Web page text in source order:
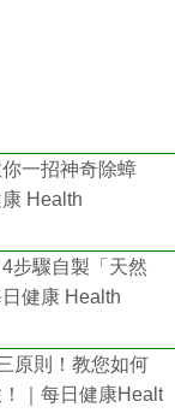
一招神奇除蟑
Health
步驟自製「天然
健康 Health
原則！教您如何
｜每日健康Healt